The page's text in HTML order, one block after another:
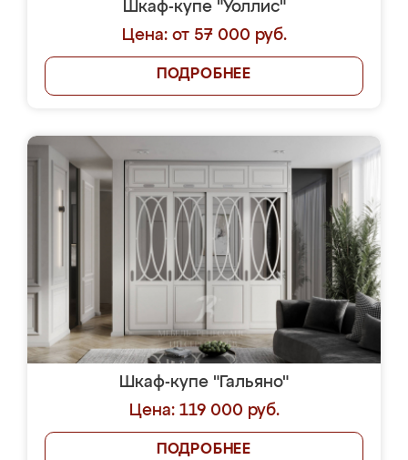
Шкаф-купе "Уоллис"
Цена: от 57 000 руб.
ПОДРОБНЕЕ
Шкаф-купе "Гальяно"
Цена: 119 000 руб.
ПОДРОБНЕЕ